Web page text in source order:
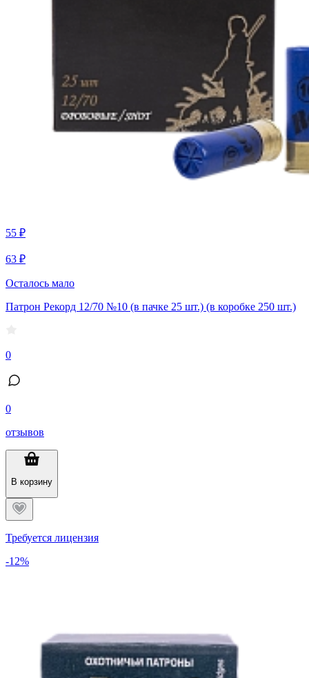
55 ₽
63 ₽
Осталось мало
Патрон Рекорд 12/70 №10 (в пачке 25 шт.) (в коробке 250 шт.)
0
0
отзывов
В корзину
Требуется лицензия
-12%